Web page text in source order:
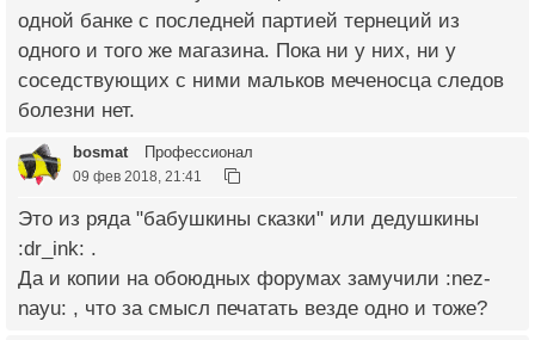
одной банке с последней партией тернеций из
одного и того же магазина. Пока ни у них, ни у
соседствующих с ними мальков меченосца следов
болезни нет.
bosmat Профессионал
09 фев 2018, 21:41
Это из ряда "бабушкины сказки" или дедушкины
:dr_ink: .
Да и копии на обоюдных форумах замучили :nez-
nayu: , что за смысл печатать везде одно и тоже?